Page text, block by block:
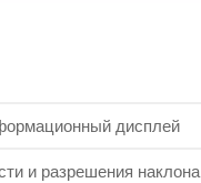
дисплей
и разрешения наклона